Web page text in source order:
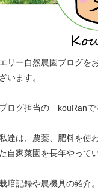
エリー自然農園ブログを
ざいます。
ブログ担当の kouRanで
達は、農薬、肥料を使
た自家菜園を長年やって
培記録や農機具の紹介